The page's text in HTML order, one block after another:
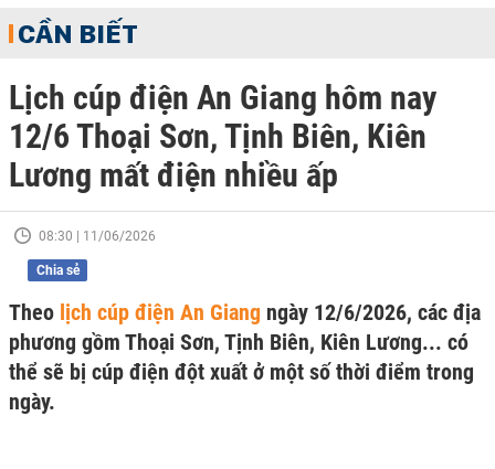
CẦN BIẾT
Lịch cúp điện An Giang hôm nay
12/6 Thoại Sơn, Tịnh Biên, Kiên
Lương mất điện nhiều ấp
08:30 | 11/06/2026
Chia sẻ
Theo lịch cúp điện An Giang ngày 12/6/2026, các địa
phương gồm Thoại Sơn, Tịnh Biên, Kiên Lương... có
thể sẽ bị cúp điện đột xuất ở một số thời điểm trong
ngày.